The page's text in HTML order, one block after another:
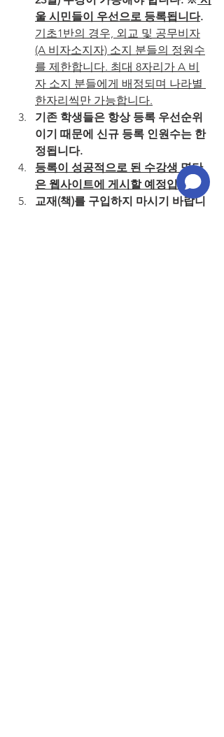
울 시민들이 우선으로 등록됩니다.
기초1반의 경우, 외교 및 공무비자
(A 비자소지자) 소지 분들의 정원수
를 제한합니다. 최대 8자리가 A 비
자 소지 분들에게 배정되며 나라별
한자리씩만 가능합니다.
기존 학생들은 항상 등록 우선순위
이기 때문에 신규 등록 인원수는 한
정됩니다.
등록이 성공적으로 된 수강생 명단
은 웹사이트에 게시할 예정입니다.
교재(책)를 구입하지 마시기 바랍니